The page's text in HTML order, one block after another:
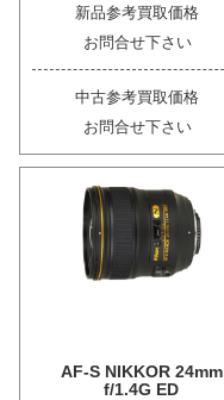
新品参考買取価格
お問合せ下さい
中古参考買取価格
お問合せ下さい
AF-S NIKKOR 24mm
f/1.4G ED